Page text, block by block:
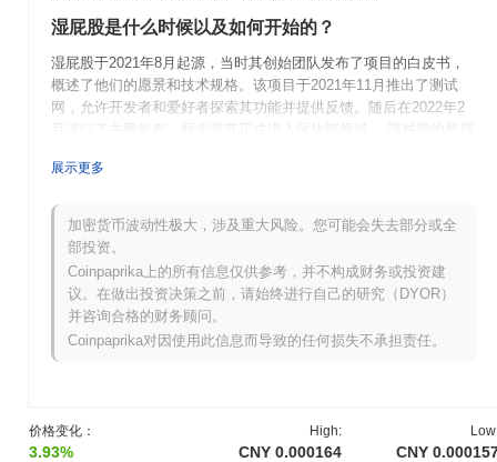
价格变化：
3.93%
High:
CNY 0.000164 CNY
湿屁股是什么时候以及如何开始的？
湿屁股于2021年8月起源，当时其创始团队发布了项目的白皮书，
概述了他们的愿景和技术规格。该项目于2021年11月推出了测试
网，允许开发者和爱好者探索其功能并提供反馈。随后在2022年2
月进行了主网发布，标志着其正式进入区块链领域。 湿屁股的早期
参与和创新应用。湿屁股代币的初始分发通过2022年3月的空投进
湿屁股的持续发展和融入更广泛的加密生态系统奠定了基础。
湿屁股接下来有什么计划？
根据最新的更新，湿屁股正在为几个关键发展做准备。计划在第四
季度进行即将到来的协议升级，重点是增强可扩展性和用户体验。
此升级旨在优化交易速度并减少网络拥堵，从而提高平台的效率。
此外，正在筹备一项新的合作伙伴计划，预计在明年初推出，旨在
台基础设施和提高其在区块链领域相关性的更广泛战略的一部分。
对这些倡议的进展正在通过项目的官方渠道积极监测和沟通。
展示更多
加密货币波动性极大，涉及重大风险。您可能会失去部分或全
部投资。
Coinpaprika上的所有信息仅供参考，并不构成财务或投资建
议。在做出投资决策之前，请始终进行自己的研究（DYOR）
并咨询合格的财务顾问。
Coinpaprika对因使用此信息而导致的任何损失不承担责任。